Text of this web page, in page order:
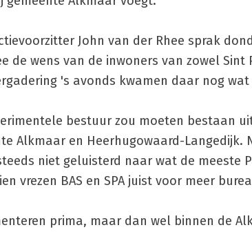
John van der Rhee sprak
de wens van de inwoners van zowel
's avonds kwamen daar nog
bestuur zou moeten bestaan
Alkmaar en Heerhugowaard-
niet geluisterd naar wat de meeste
vrezen BAS en SPA juist voor meer
prima, maar dan wel binnen de